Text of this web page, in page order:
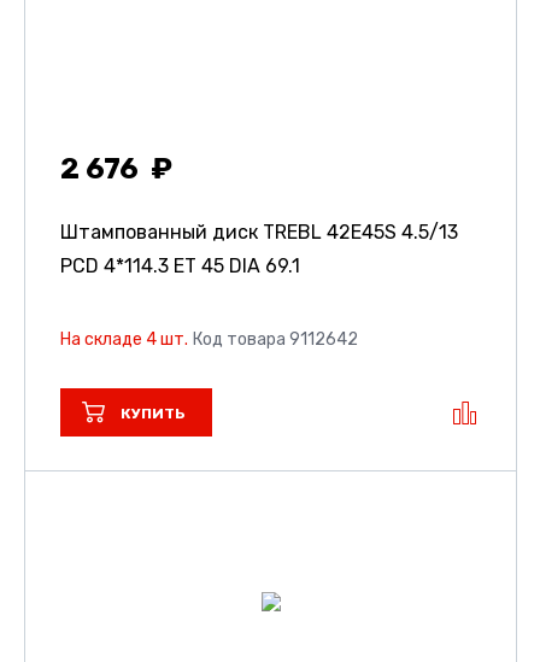
2 676
Штампованный диск TREBL 42E45S 4.5/13
PCD 4*114.3 ET 45 DIA 69.1
На складе 4 шт. Код товара 9112642
КУПИТЬ